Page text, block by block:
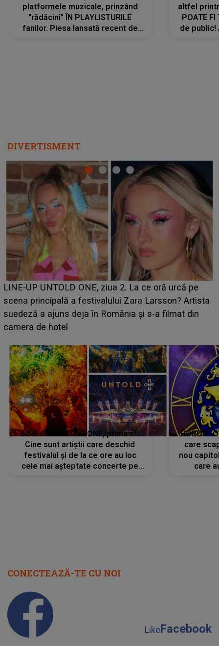
platformele muzicale, prinzând
"rădăcini" ÎN PLAYLISTURILE
fanilor. Piesa lansată recent de
altfel
POATE FI
de public!
DIVERTISMENT
Ce a dezvăluit noua concurentă din "Casa Iubirii" l-a
luat prin surprindere pe Emanuel. CINE ESTE
BĂIATUL VIZAT de Alexandra?! Aflându-se în fața
faptului împlinit, A RECUNOSCUT IMEDIAT: "Am
LINE-UP UNTOLD ONE, prima zi.
Cine sunt artiștii care deschid
festivalul și de la ce ore au loc
cele mai așteptate concerte pe
care
nou
care
CONECTEAZĂ-TE CU NOI
LikeFacebook